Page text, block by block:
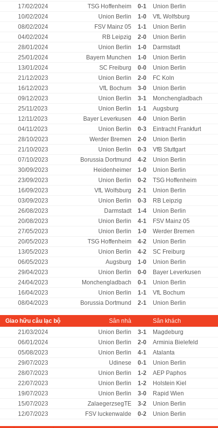
17/02/2024
TSG Hoffenheim 0-1
Union Berlin
10/02/2024
Union Berlin 1-0
VfL Wolfsburg
08/02/2024
FSV Mainz 05 1-1
Union Berlin
04/02/2024
RB Leipzig 2-0
Union Berlin
28/01/2024
Union Berlin 1-0
Darmstadt
25/01/2024
Bayern Munchen 1-0
Union Berlin
13/01/2024
SC Freiburg 0-0
Union Berlin
21/12/2023
Union Berlin 2-0
FC Koln
16/12/2023
VfL Bochum 3-0
Union Berlin
09/12/2023
Union Berlin 3-1
Monchengladbach
25/11/2023
Union Berlin 1-1
Augsburg
12/11/2023
Bayer Leverkusen 4-0
Union Berlin
04/11/2023
Union Berlin 0-3
Eintracht Frankfurt
28/10/2023
Werder Bremen 2-0
Union Berlin
21/10/2023
Union Berlin 0-3
VfB Stuttgart
07/10/2023
Borussia Dortmund 4-2
Union Berlin
30/09/2023
Heidenheimer 1-0
Union Berlin
23/09/2023
Union Berlin 0-2
TSG Hoffenheim
16/09/2023
VfL Wolfsburg 2-1
Union Berlin
03/09/2023
Union Berlin 0-3
RB Leipzig
26/08/2023
Darmstadt 1-4
Union Berlin
20/08/2023
Union Berlin 4-1
FSV Mainz 05
27/05/2023
Union Berlin 1-0
Werder Bremen
20/05/2023
TSG Hoffenheim 4-2
Union Berlin
13/05/2023
Union Berlin 4-2
SC Freiburg
06/05/2023
Augsburg 1-0
Union Berlin
29/04/2023
Union Berlin 0-0
Bayer Leverkusen
24/04/2023
Monchengladbach 0-1
Union Berlin
16/04/2023
Union Berlin 1-1
VfL Bochum
08/04/2023
Borussia Dortmund 2-1 Union Berlin
Giao hữu câu lạc bộ Sân nhà
Sân khách
21/03/2024
Union Berlin 3-1
Magdeburg
06/01/2024
Union Berlin 2-0
Arminia Bielefeld
05/08/2023
Union Berlin 4-1
Atalanta
29/07/2023
Udinese 0-1
Union Berlin
28/07/2023
Union Berlin 1-2
AEP Paphos
22/07/2023
Union Berlin 1-2
Holstein Kiel
19/07/2023
Union Berlin 3-0
Rapid Wien
15/07/2023
ZalaegerzsegTE 3-2
Union Berlin
12/07/2023
FSV luckenwalde 0-2 Union Berlin